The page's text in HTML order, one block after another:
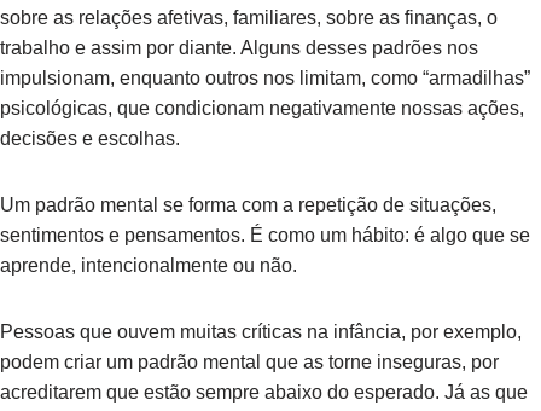
sobre as relações afetivas, familiares, sobre as finanças, o
trabalho e assim por diante. Alguns desses padrões nos
impulsionam, enquanto outros nos limitam, como “armadilhas”
psicológicas, que condicionam negativamente nossas ações,
decisões e escolhas.
Um padrão mental se forma com a repetição de situações,
sentimentos e pensamentos. É como um hábito: é algo que se
aprende, intencionalmente ou não.
Pessoas que ouvem muitas críticas na infância, por exemplo,
podem criar um padrão mental que as torne inseguras, por
acreditarem que estão sempre abaixo do esperado. Já as que